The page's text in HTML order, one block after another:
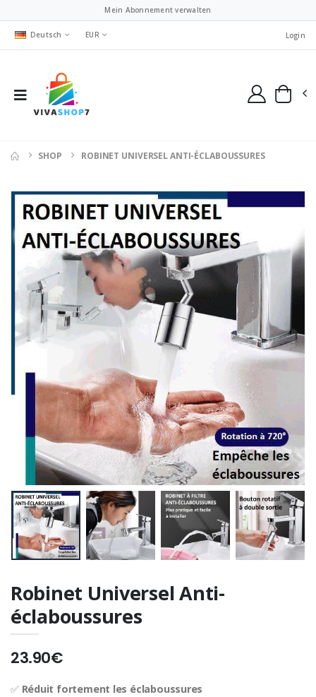
Mein Abonnement verwalten
Deutsch EUR Login
SHOP ROBINET UNIVERSEL ANTI-ÉCLABOUSSURES
Robinet Universel Anti-
éclaboussures
23.90€
✅ Réduit fortement les éclaboussures